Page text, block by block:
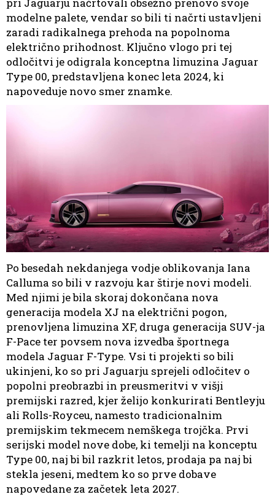
modelne palete, vendar so bili ti načrti ustavljeni
zaradi radikalnega prehoda na popolnoma
električno prihodnost. Ključno vlogo pri tej
odločitvi je odigrala konceptna limuzina Jaguar
Type 00, predstavljena konec leta 2024, ki
napoveduje novo smer znamke.
Po besedah nekdanjega vodje oblikovanja Iana
Calluma so bili v razvoju kar štirje novi modeli.
Med njimi je bila skoraj dokončana nova
generacija modela XJ na električni pogon,
prenovljena limuzina XF, druga generacija SUV-ja
F-Pace ter povsem nova izvedba športnega
modela Jaguar F-Type. Vsi ti projekti so bili
ukinjeni, ko so pri Jaguarju sprejeli odločitev o
popolni preobrazbi in preusmeritvi v višji
premijski razred, kjer želijo konkurirati Bentleyju
ali Rolls-Royceu, namesto tradicionalnim
premijskim tekmecem nemškega trojčka. Prvi
serijski model nove dobe, ki temelji na konceptu
Type 00, naj bi bil razkrit letos, prodaja pa naj bi
stekla jeseni, medtem ko so prve dobave
napovedane za začetek leta 2027.